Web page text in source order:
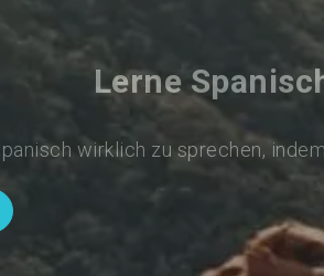
Lerne
wirklich zu sprechen,